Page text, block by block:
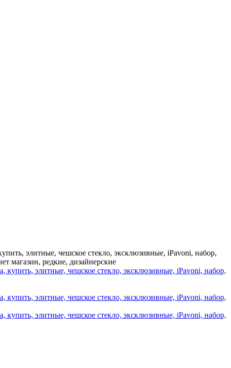
элитные, чешское стекло, эксклюзивные, iPavoni, набор,
магазин, редкие, дизайнерские